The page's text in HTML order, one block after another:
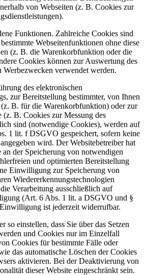
von Webseiten (z. B. Cookies zur
Funktionen. Zahlreiche Cookies sind
Webseitenfunktionen ohne diese
(z. B. die Warenkorbfunktion oder die
Cookies können zur Auswertung des
Werbezwecken verwendet werden.
des elektronischen
zur Bereitstellung bestimmter, von Ihnen
B. für die Warenkorbfunktion) oder zur
(z. B. Cookies zur Messung des
sind (notwendige Cookies), werden auf
1 lit. f DSGVO gespeichert, sofern keine
wird. Der Websitebetreiber hat
an der Speicherung von notwendigen
und optimierten Bereitstellung
Einwilligung zur Speicherung von
Wiedererkennungstechnologien
Verarbeitung ausschließlich auf
(Art. 6 Abs. 1 lit. a DSGVO und §
ist jederzeit widerrufbar.
so einstellen, dass Sie über das Setzen
und Cookies nur im Einzelfall
Cookies für bestimmte Fälle oder
das automatische Löschen der Cookies
aktivieren. Bei der Deaktivierung von
dieser Website eingeschränkt sein.